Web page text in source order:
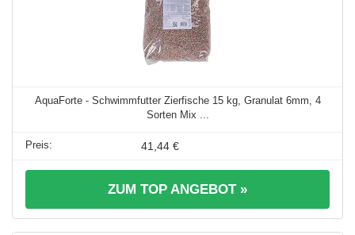
AquaForte - Schwimmfutter Zierfische 15 kg, Granulat 6mm, 4
Sorten Mix ...
41,44 €
ZUM TOP ANGEBOT »